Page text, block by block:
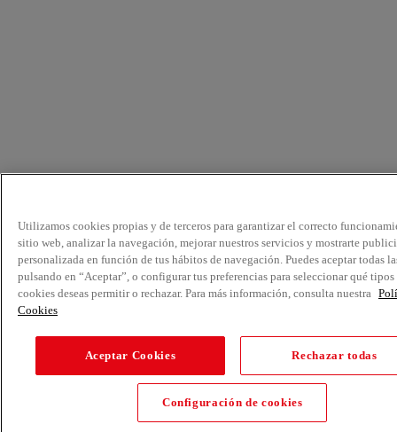
Utilizamos cookies propias y de terceros para garantizar el correcto
sitio web, analizar la navegación, mejorar nuestros servicios y mostrarte
personalizada en función de tus hábitos de navegación. Puedes aceptar todas
pulsando en “Aceptar”, o configurar tus preferencias para seleccionar qué tipos
cookies deseas permitir o rechazar. Para más información, consulta nuestra
Cookies
Aceptar Cookies Rechazar todas
Configuración de cookies